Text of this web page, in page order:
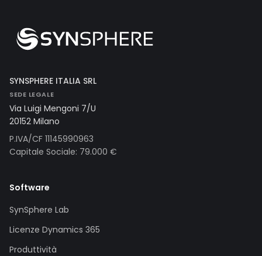
SYNSPHERE ITALIA SRL
SEDE LEGALE
Via Luigi Mengoni 7/U
20152 Milano
P.IVA/CF 11145990963
Capitale Sociale: 79.000 €
Software
SynSphere Lab
Licenze Dynamics 365
Produttività